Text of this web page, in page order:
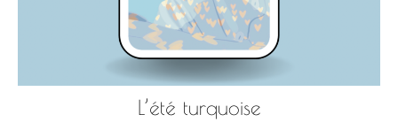
L’été turquoise